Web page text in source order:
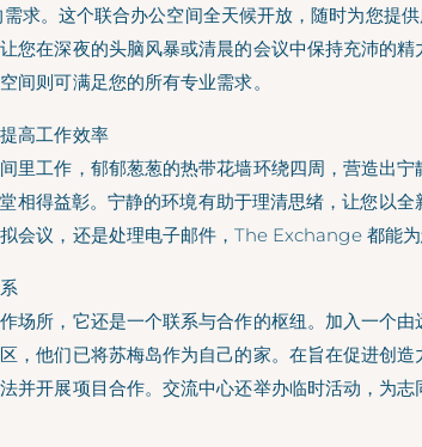
求。这个联合办公空间全天候开放，随时为您提
您在深夜的头脑风暴或清晨的会议中保持充沛的
间则可满足您的所有专业需求。
高工作效率
里工作，郁郁葱葱的热带花墙环绕四周，营造出
相得益彰。宁静的环境有助于理清思绪，让您以全
会议，还是处理电子邮件，The Exchange 都能为
场所，它还是一个联系与合作的枢纽。加入一个
，他们已将苏梅岛作为自己的家。在旨在促进创
并开展项目合作。交流中心还举办临时活动，为